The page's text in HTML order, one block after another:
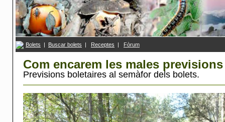
Bolets | Buscar bolets | Receptes | Fòrum
Com encarem les males
Previsions boletaires al semàfor dels bolets.